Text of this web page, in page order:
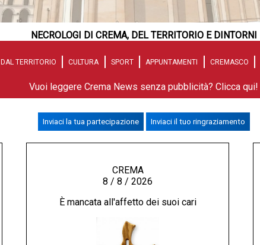
NECROLOGI DI CREMA, DEL TERRITORIO E DINTORNI
DAL TERRITORIO CULTURA SPORT APPUNTAMENTI CREMASCO
Vuoi leggere Crema News senza pubblicità? Clicca qui!
Inviaci la tua partecipazione Inviaci il tuo ringraziamento
CREMA
8 / 8 / 2026
È mancata all'affetto dei suoi cari